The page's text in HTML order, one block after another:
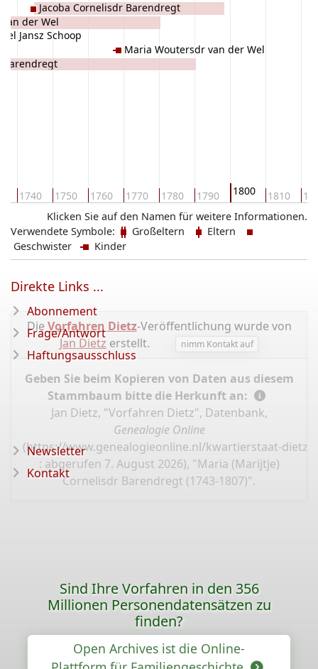
1740 1750 1760 1770 1780 1790 1800 1810
Barendregt
der Wel
Jansz Schoop
Jacoba Cornelisdr Barendregt
Maria Woutersdr van der Wel
Klicken Sie auf den Namen für weitere Informationen.
Verwendete Symbole:
Großeltern
Eltern
Geschwister
Kinder
Die Vorfahren Dietz-Veröffentlichung wurde von
Jan Dietz erstellt. nimm Kontakt auf
Geben Sie beim Kopieren von Daten aus diesem
Stammbaum bitte die Herkunft an:
Jan Dietz, "Vorfahren Dietz", Datenbank,
Genealogie Online
(https://www.genealogieonline.nl/kwartierstaat-dietz/
: abgerufen 7. August 2026), "Maria (Marijtje)
Cornelisdr Barendregt (1743-1807)".
Direkte Links ...
Abonnement
Frage/Antwort
Haftungsausschluss
Newsletter
Kontakt
Sind Ihre Vorfahren in den 356
Millionen Personendatensätzen zu
finden?
Open Archives ist die Online-